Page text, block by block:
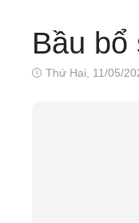
Bầu bổ
Thứ Hai, 11/05/